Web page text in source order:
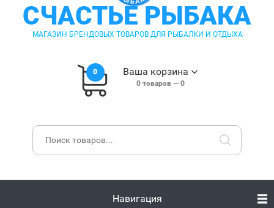
СЧАСТЬЕ РЫБАКА
МАГАЗИН БРЕНДОВЫХ ТОВАРОВ ДЛЯ РЫБАЛКИ И ОТДЫХА
0 Ваша корзина
0товаров — 0
Навигация